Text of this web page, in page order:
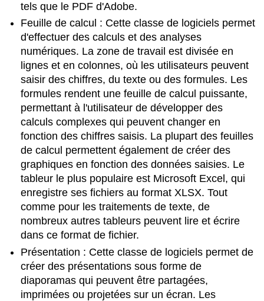
tels que le PDF d'Adobe.
Feuille de calcul : Cette classe de logiciels permet
d'effectuer des calculs et des analyses
numériques. La zone de travail est divisée en
lignes et en colonnes, où les utilisateurs peuvent
saisir des chiffres, du texte ou des formules. Les
formules rendent une feuille de calcul puissante,
permettant à l'utilisateur de développer des
calculs complexes qui peuvent changer en
fonction des chiffres saisis. La plupart des feuilles
de calcul permettent également de créer des
graphiques en fonction des données saisies. Le
tableur le plus populaire est Microsoft Excel, qui
enregistre ses fichiers au format XLSX. Tout
comme pour les traitements de texte, de
nombreux autres tableurs peuvent lire et écrire
dans ce format de fichier.
Présentation : Cette classe de logiciels permet de
créer des présentations sous forme de
diaporamas qui peuvent être partagées,
imprimées ou projetées sur un écran. Les